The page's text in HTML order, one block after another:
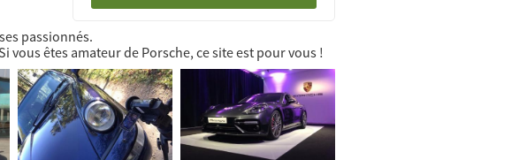
passionnés.
vous êtes amateur de Porsche, ce site est pour vous !